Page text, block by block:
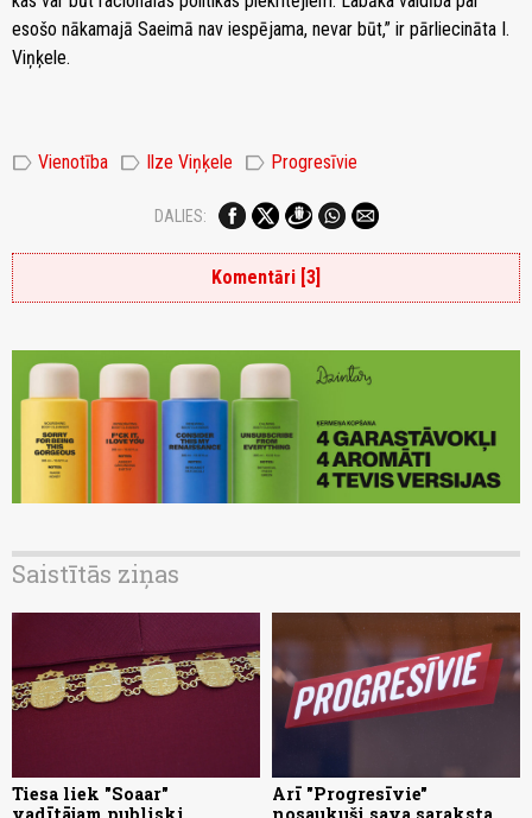
esošo nākamajā Saeimā nav iespējama, nevar būt,” ir pārliecināta I.
Viņķele.
label Vienotība label Ilze Viņķele label Progresīvie
DALIES:
Komentāri [3]
Saistītās ziņas
Tiesa liek "Soaar"
Arī "Progresīvie"